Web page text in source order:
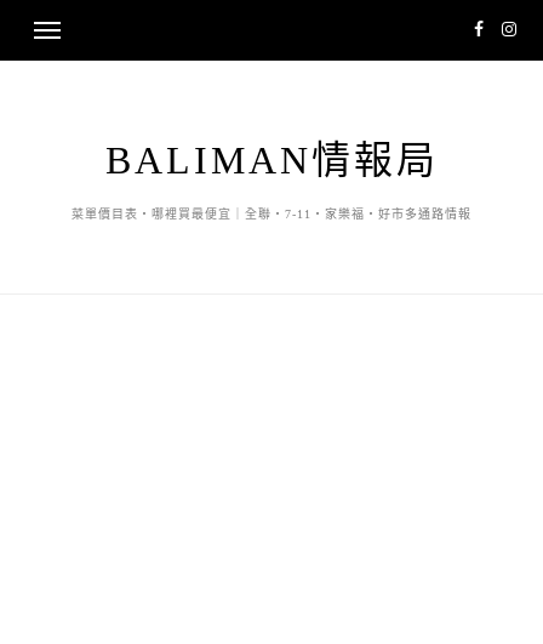
BALIMAN情報局
菜單價目表・哪裡買最便宜｜全聯・7-11・家樂福・好市多通路情報